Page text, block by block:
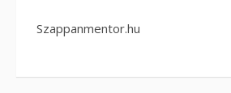
Szappanmentor.hu